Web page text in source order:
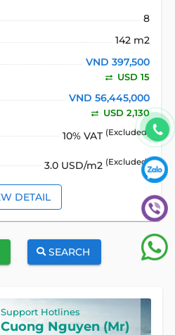
8
142 m2
VND 397,500
USD 15
VND 56,445,000
USD 2,130
10% VAT (Excluded)
3.0 USD/m2 (Excluded)
DETAIL
SEARCH
Support Hotlines
Cuong Nguyen (Mr)